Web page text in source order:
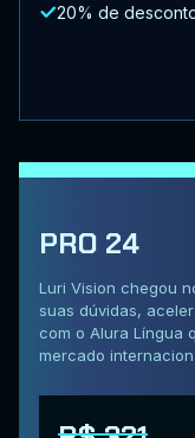
20% de
PRO 24
Luri Vision chegou
suas dúvidas,
com o Alura Língua
mercado